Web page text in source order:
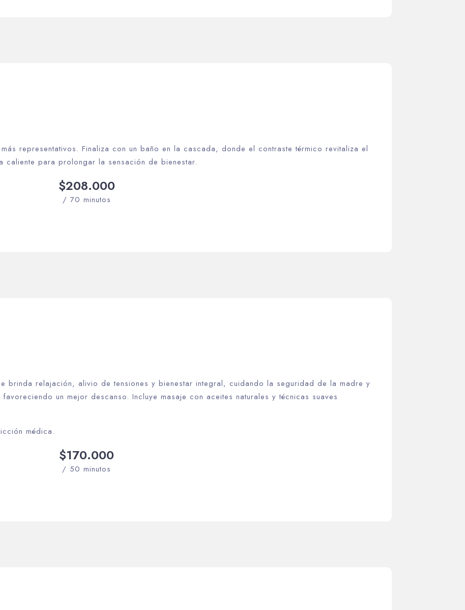
representativos. Finaliza con un baño en la cascada, donde el contraste térmico revitaliza el
para prolongar la sensación de bienestar.
$208.000
/ 70 minutos
brinda relajación, alivio de tensiones y bienestar integral, cuidando la seguridad de la madre y
un mejor descanso. Incluye masaje con aceites naturales y técnicas suaves
médica.
$170.000
/ 50 minutos